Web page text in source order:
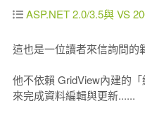
ASP.NET 2.0/3.5與 VS
這也是一位讀者來信詢問的
他不依賴 GridView內建的
來完成資料編輯與更新......